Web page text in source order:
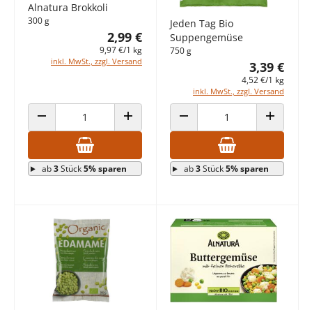
Alnatura Brokkoli
300 g
2,99 €
9,97 €/1 kg
inkl. MwSt., zzgl. Versand
ANZAHL VERRINGERN ANZAHL ERHÖHEN
ab3Stück5% sparen
Jeden Tag Bio
Suppengemüse
750 g
3,39 €
4,52 €/1 kg
inkl. MwSt., zzgl. Versand
ANZAHL VERRINGERN ANZAHL
ab3Stück5% sparen